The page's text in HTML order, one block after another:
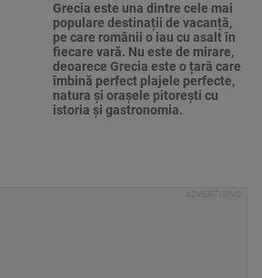
Grecia este una dintre cele mai
populare destinații de vacanță,
pe care românii o iau cu asalt în
fiecare vară. Nu este de mirare,
deoarece Grecia este o țară care
îmbină perfect plajele perfecte,
natura și orașele pitorești cu
istoria și gastronomia.